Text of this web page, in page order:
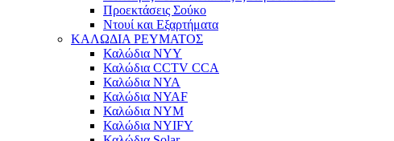
Προεκτάσεις Σούκο
Ντουί και Εξαρτήματα
ΚΑΛΩΔΙΑ ΡΕΥΜΑΤΟΣ
Καλώδια NYY
Καλώδια CCTV CCA
Καλώδια NYA
Καλώδια NYAF
Καλώδια NYM
Καλώδια NYIFY